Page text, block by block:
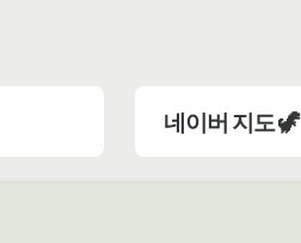
네이버 지도 🦖